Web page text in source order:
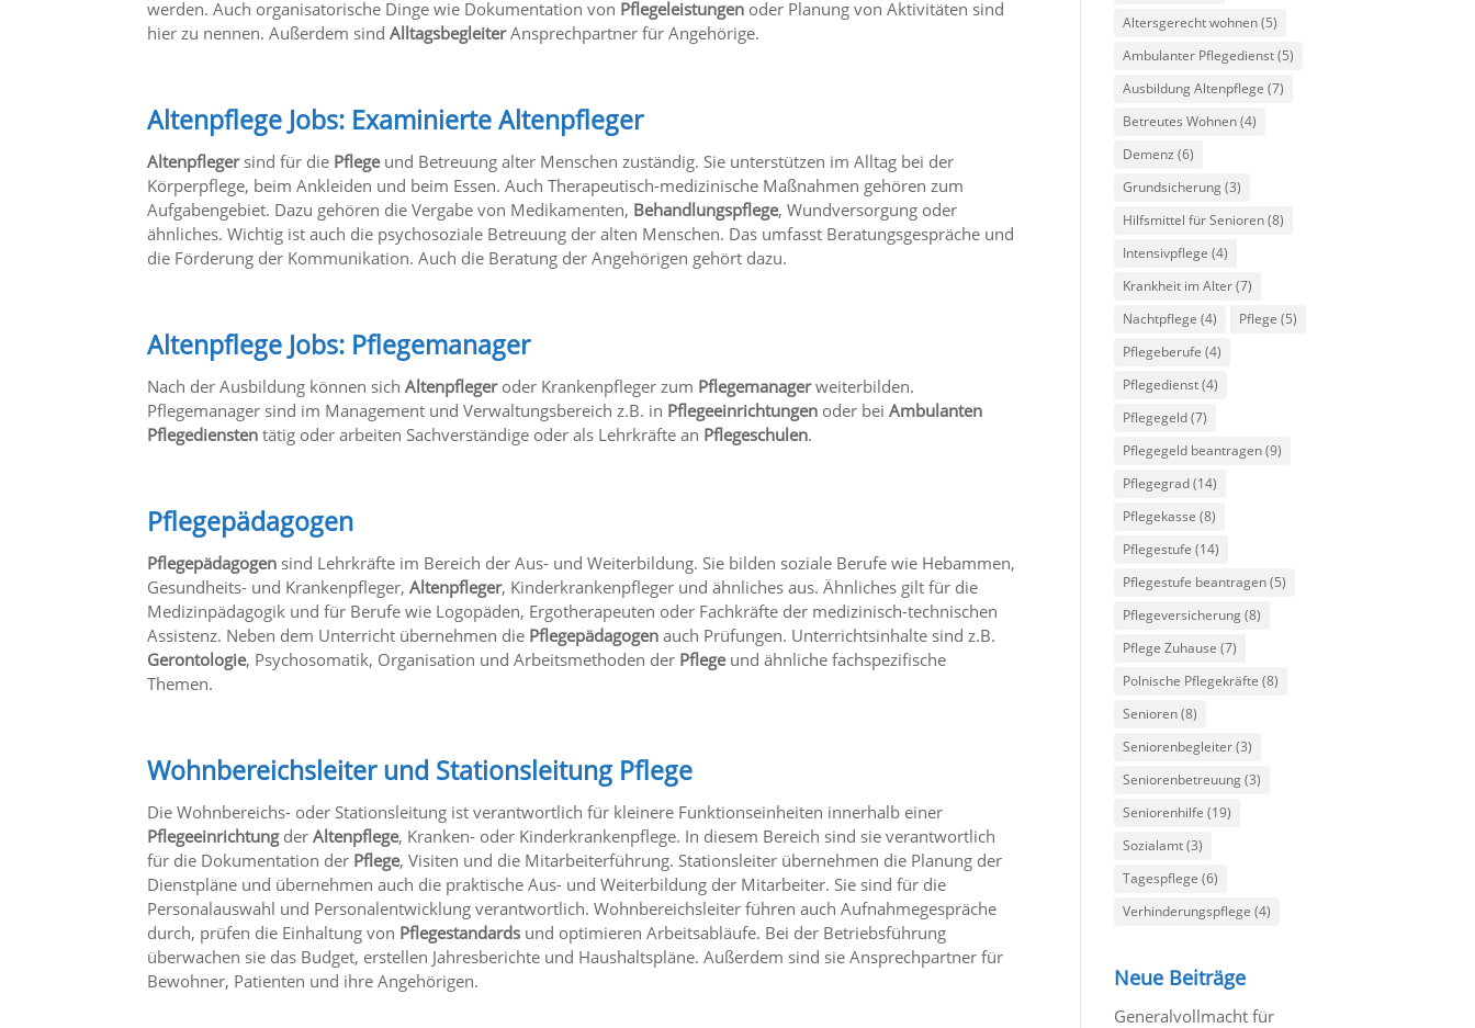
werden. Auch organisatorische Dinge wie Dokumentation von Pflegeleistungen oder Planung von Aktivitäten sind
hier zu nennen. Außerdem sindAlltagsbegleiterAnsprechpartner für Angehörige.
Altenpflege Jobs: Examinierte Altenpfleger
Altenpflegersind für die Pflegeund Betreuung alter Menschen zuständig. Sie unterstützen im Alltag bei der
Körperpflege, beim Ankleiden und beim Essen. Auch Therapeutisch-medizinische Maßnahmen gehören zum
Aufgabengebiet. Dazu gehören die Vergabe von Medikamenten, Behandlungspflege, Wundversorgung oder
ähnliches. Wichtig ist auch die psychosoziale Betreuung der alten Menschen. Das umfasst Beratungsgespräche und
die Förderung der Kommunikation. Auch die Beratung der Angehörigen gehört dazu.
Altenpflege Jobs: Pflegemanager
Nach der Ausbildung können sichAltenpflegeroder Krankenpfleger zum Pflegemanagerweiterbilden.
Pflegemanager sind im Management und Verwaltungsbereich z.B. in Pflegeeinrichtungen oder beiAmbulanten
Pflegediensten tätig oder arbeiten Sachverständige oder als Lehrkräfte an Pflegeschulen.
Pflegepädagogen
Pflegepädagogen sind Lehrkräfte im Bereich der Aus- und Weiterbildung. Sie bilden soziale Berufe wie Hebammen,
Gesundheits- und Krankenpfleger,Altenpfleger, Kinderkrankenpfleger und ähnliches aus. Ähnliches gilt für die
Medizinpädagogik und für Berufe wie Logopäden, Ergotherapeuten oder Fachkräfte der medizinisch-technischen
Assistenz. Neben dem Unterricht übernehmen die Pflegepädagogen auch Prüfungen. Unterrichtsinhalte sind z.B.
Gerontologie, Psychosomatik, Organisation und Arbeitsmethoden der Pflegeund ähnliche fachspezifische
Themen.
Wohnbereichsleiter und Stationsleitung Pflege
Die Wohnbereichs- oder Stationsleitung ist verantwortlich für kleinere Funktionseinheiten innerhalb einer
PflegeeinrichtungderAltenpflege, Kranken- oder Kinderkrankenpflege. In diesem Bereich sind sie verantwortlich
für die Dokumentation der Pflege, Visiten und die Mitarbeiterführung. Stationsleiter übernehmen die Planung der
Dienstpläne und übernehmen auch die praktische Aus- und Weiterbildung der Mitarbeiter. Sie sind für die
Personalauswahl und Personalentwicklung verantwortlich. Wohnbereichsleiter führen auch Aufnahmegespräche
durch, prüfen die Einhaltung von Pflegestandards und optimieren Arbeitsabläufe. Bei der Betriebsführung
überwachen sie das Budget, erstellen Jahresberichte und Haushaltspläne. Außerdem sind sie Ansprechpartner für
Bewohner, Patienten und ihre Angehörigen.
Altersgerecht wohnen(5)
Ambulanter Pflegedienst(5)
Ausbildung Altenpflege (7)
Betreutes Wohnen(4)
Demenz (6)
Grundsicherung(3)
Hilfsmittel für Senioren(8)
Intensivpflege (4)
Krankheit im Alter(7)
Nachtpflege (4) Pflege (5)
Pflegeberufe (4)
Pflegedienst(4)
Pflegegeld(7)
Pflegegeld beantragen(9)
Pflegegrad(14)
Pflegekasse (8)
Pflegestufe (14)
Pflegestufe beantragen(5)
Pflegeversicherung(8)
Pflege Zuhause (7)
Polnische Pflegekräfte (8)
Senioren(8)
Seniorenbegleiter(3)
Seniorenbetreuung(3)
Seniorenhilfe (19)
Sozialamt(3)
Tagespflege (6)
Verhinderungspflege (4)
Neue Beiträge
Generalvollmacht für